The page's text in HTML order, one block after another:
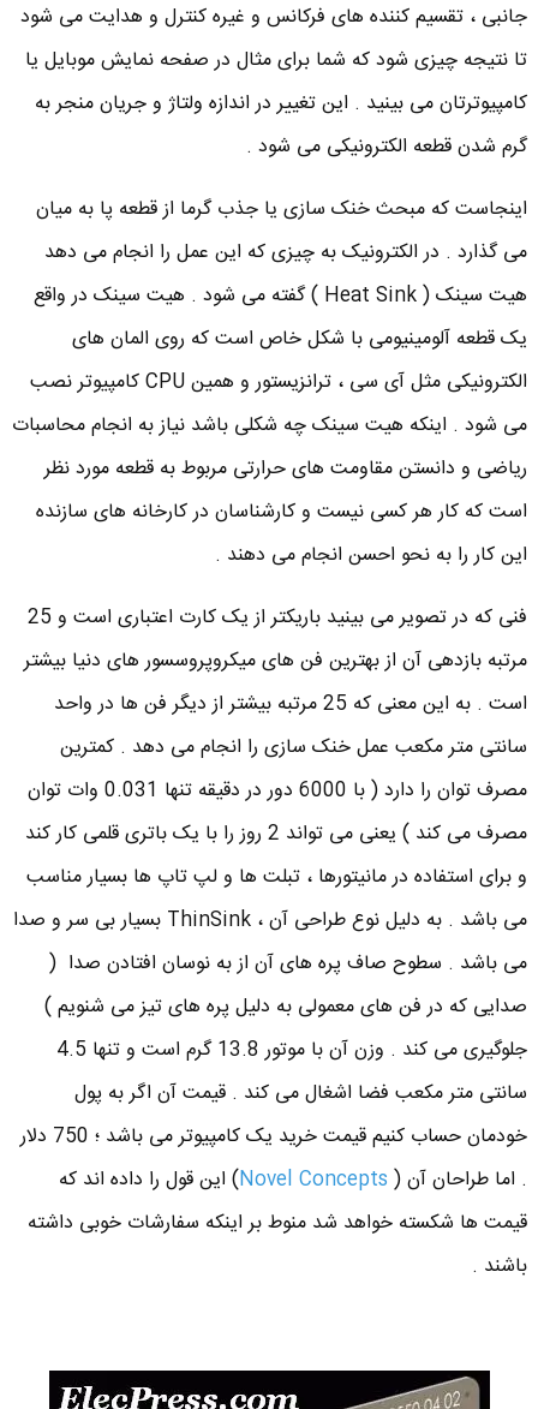
جانبی ، تقسیم کننده های فرکانس و غیره کنترل و هدایت می شود
تا نتیجه چیزی شود که شما برای مثال در صفحه نمایش موبایل یا
کامپیوترتان می بینید . این تغییر در اندازه ولتاژ و جریان منجر به
گرم شدن قطعه الکترونیکی می شود .
اینجاست که مبحث خنک سازی یا جذب گرما از قطعه پا به میان
می گذارد . در الکترونیک به چیزی که این عمل را انجام می دهد
هیت سینک ( Heat Sink ) گفته می شود . هیت سینک در واقع
یک قطعه آلومینیومی با شکل خاص است که روی المان های
الکترونیکی مثل آی سی ، ترانزیستور و همین CPU کامپیوتر نصب
می شود . اینکه هیت سینک چه شکلی باشد نیاز به انجام محاسبات
ریاضی و دانستن مقاومت های حرارتی مربوط به قطعه مورد نظر
است که کار هر کسی نیست و کارشناسان در کارخانه های سازنده
این کار را به نحو احسن انجام می دهند .
فنی که در تصویر می بینید باریکتر از یک کارت اعتباری است و 25
مرتبه بازدهی آن از بهترین فن های میکروپروسسور های دنیا بیشتر
است . به این معنی که 25 مرتبه بیشتر از دیگر فن ها در واحد
سانتی متر مکعب عمل خنک سازی را انجام می دهد . کمترین
مصرف توان را دارد ( با 6000 دور در دقیقه تنها 0.031 وات توان
مصرف می کند ) یعنی می تواند 2 روز را با یک باتری قلمی کار کند
و برای استفاده در مانیتورها ، تبلت ها و لپ تاپ ها بسیار مناسب
می باشد . به دلیل نوع طراحی آن ، ThinSink بسیار بی سر و صدا
می باشد . سطوح صاف پره های آن از به نوسان افتادن صدا (
صدایی که در فن های معمولی به دلیل پره های تیز می شنویم )
جلوگیری می کند . وزن آن با موتور 13.8 گرم است و تنها 4.5
سانتی متر مکعب فضا اشغال می کند . قیمت آن اگر به پول
خودمان حساب کنیم قیمت خرید یک کامپیوتر می باشد ؛ 750 دلار
. اما طراحان آن ( Novel Concepts) این قول را داده اند که
قیمت ها شکسته خواهد شد منوط بر اینکه سفارشات خوبی داشته
باشند .